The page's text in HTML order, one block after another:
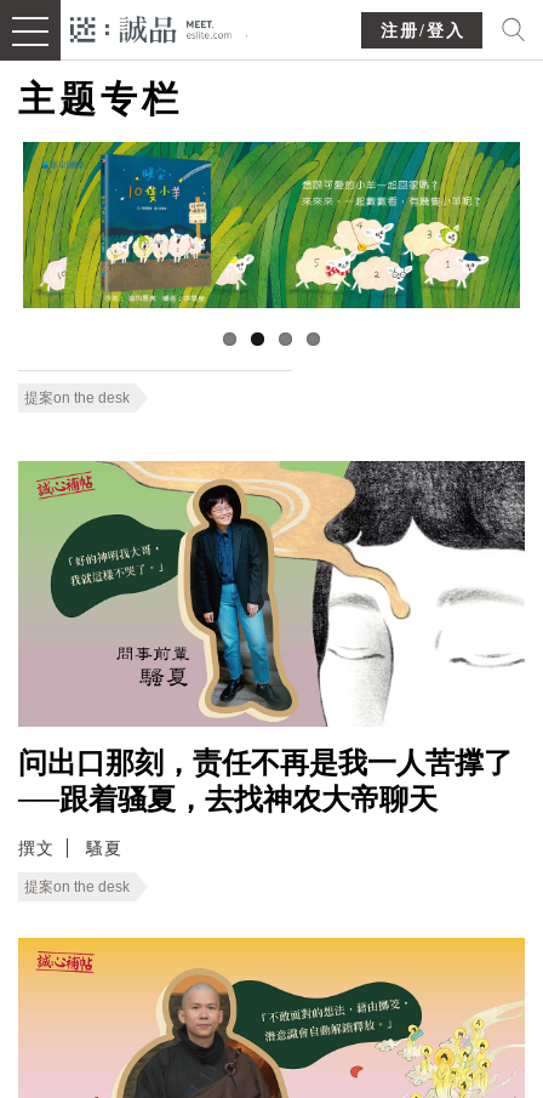
注册/登入
主题专栏
提案on the desk
问出口那刻，责任不再是我一人苦撑了
──跟着骚夏，去找神农大帝聊天
撰文 騷夏
提案on the desk